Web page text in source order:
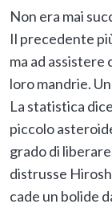
Non era mai
Il precedente
ma ad assistere
loro mandrie.
La statistica
piccolo
grado di
distrusse
cade un bolide